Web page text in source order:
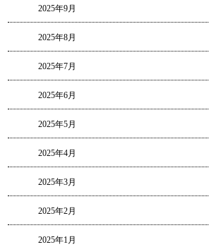
2025年9月
2025年8月
2025年7月
2025年6月
2025年5月
2025年4月
2025年3月
2025年2月
2025年1月